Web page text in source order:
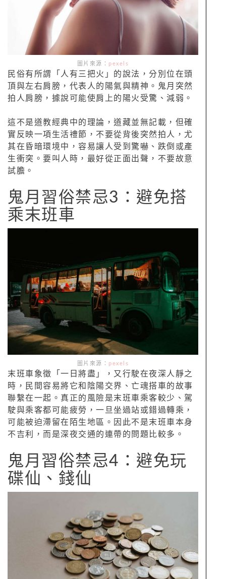
圖片來源： pexels
民俗有所謂「人有三把火」的說法，分別位在頭
頂與左右肩膀，代表人的陽氣與精神。鬼月突然
拍人肩膀，據說可能使肩上的陽火受驚、減弱。
這不是道教經典中的理論，道藏並無記載，但確
實反映一項生活禮節，不要從背後突然拍人，尤
其在昏暗環境中，容易讓人受到驚嚇、跌倒或產
生衝突。要叫人時，最好從正面出聲，不要故意
試膽。
鬼月習俗禁忌3：避免搭
乘末班車
圖片來源： pexels
末班車象徵「一日將盡」，又行駛在夜深人靜之
時，民間容易將它和陰陽交界、亡魂搭車的故事
聯繫在一起。真正的風險是末班車乘客較少、駕
駛與乘客都可能疲勞，一旦坐過站或錯過轉乘，
可能被迫滯留在陌生地區。因此不是末班車本身
不吉利，而是深夜交通的連帶的問題比較多。
鬼月習俗禁忌4：避免玩
碟仙、錢仙